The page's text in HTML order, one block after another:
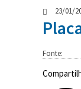
23/01/
Fonte: